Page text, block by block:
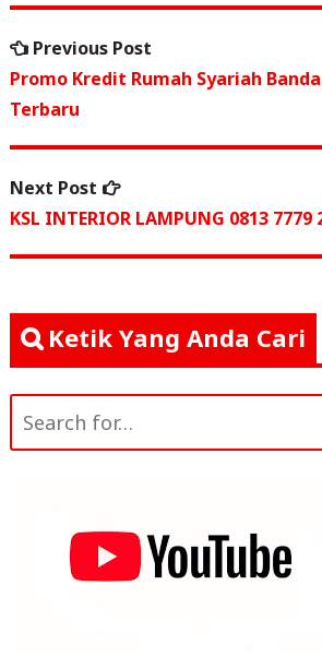
o
k
p
Navigasi
pos
Previous PostPrevious
post:
Promo Kredit Rumah Syariah
Terbaru
Next Post
Next
post:
KSL INTERIOR LAMPUNG 0813 7779
Ketik Yang Anda Cari
for: